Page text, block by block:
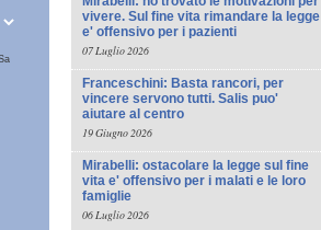
vivere. Sul fine vita rimandare la legge
e' offensivo per i pazienti
07 Luglio 2026
Franceschini: Basta rancori, per
vincere servono tutti. Salis puo'
aiutare al centro
19 Giugno 2026
Mirabelli: ostacolare la legge sul fine
vita e' offensivo per i malati e le loro
famiglie
06 Luglio 2026